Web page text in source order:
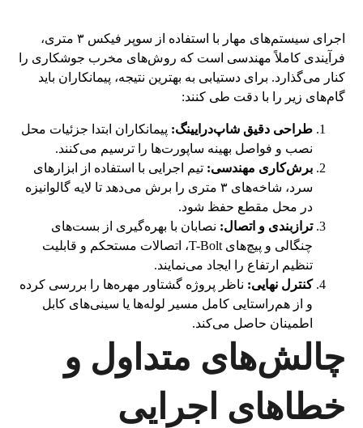
اجرای سیستم‌های مهار با استفاده از سوپر فیکس ۳ متری،
فرآیندی کاملاً مهندسی است که روش‌های مخرب جوشکاری را
کنار می‌گذارد. برای دستیابی به بهترین نتیجه، پیمانکاران باید
گام‌های زیر را با دقت طی کنند:
طراحی دقیق شاپ‌درایینگ: پیمانکاران ابتدا جزئیات محل
نصب و فواصل بهینه ساپورت‌ها را ترسیم می‌کنند.
برش‌کاری مهندسی: تیم اجرایی با استفاده از ابزارهای
سرد، شاخه‌های ۳ متری را برش می‌دهد تا لایه گالوانیزه
در محل مقطع حفظ شود.
تراز‌بندی و اتصال: نصابان با بهره‌گیری از بست‌های
چنگالی و پیچ‌های T-Bolt، اتصالات مستحکم و قابلیت
تنظیم ارتفاع را ایجاد می‌نمایند.
کنترل نهایی: ناظر پروژه گشتاور مهره‌ها را بررسی کرده
و از هم‌راستایی کامل مسیر لوله‌ها یا سینی‌های کابل
اطمینان حاصل می‌کند.
چالش‌های متداول و
خطاهای اجرایی